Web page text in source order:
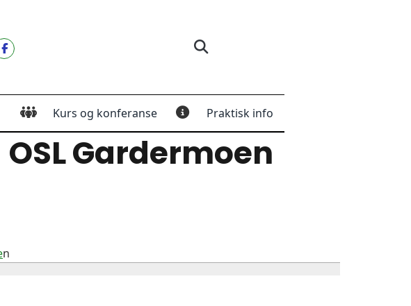
Kurs og konferanse Praktisk info
OSL Gardermoen
n